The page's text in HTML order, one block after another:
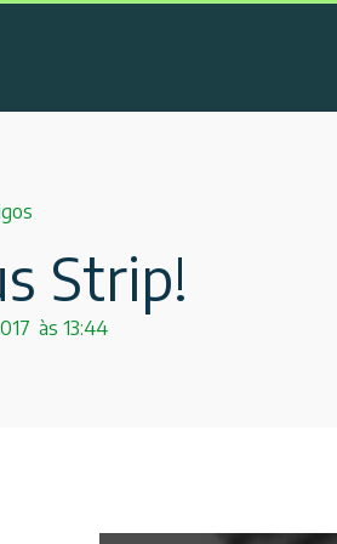
Strip!
às 13:44